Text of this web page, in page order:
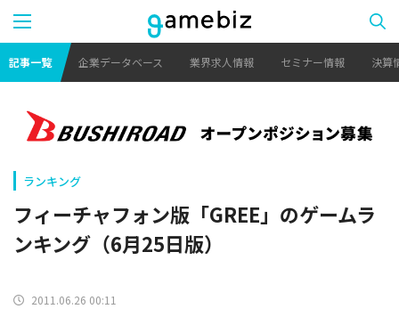
記事一覧 企業データベース 業界求人情報 セミナー情報 決算
ランキング
フィーチャフォン版「GREE」のゲームラ
ンキング（6月25日版）
2011.06.26 00:11